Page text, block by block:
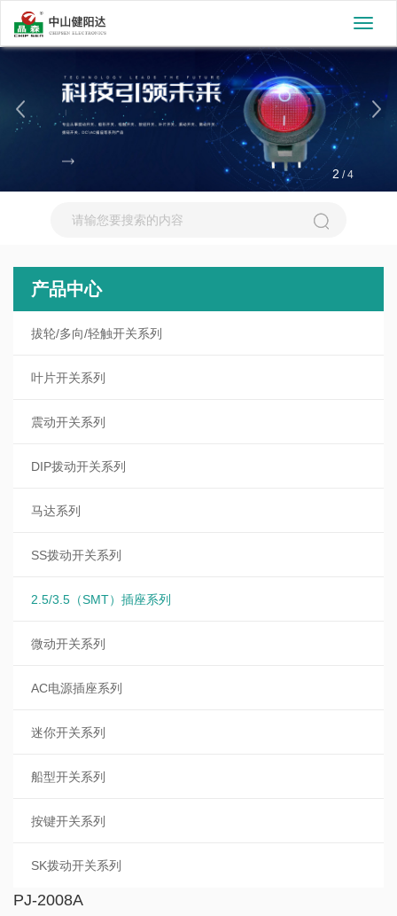
切
换
2 /4
产品中心
拔轮/多向/轻触开关系列
叶片开关系列
震动开关系列
DIP拨动开关系列
马达系列
SS拨动开关系列
2.5/3.5（SMT）插座系列
微动开关系列
AC电源插座系列
迷你开关系列
船型开关系列
按键开关系列
SK拨动开关系列
PJ-2008A